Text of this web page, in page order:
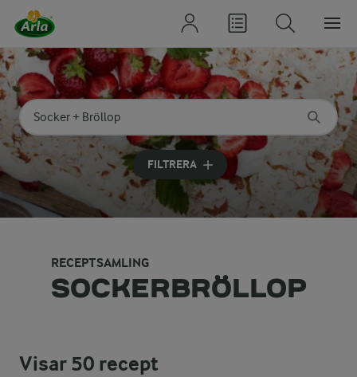
Sök på kategori eller ingrediens
Skriv in sökord för att få förslag
FILTRERA
RECEPTSAMLING
SOCKERBRÖLLOP
Visar50 recept